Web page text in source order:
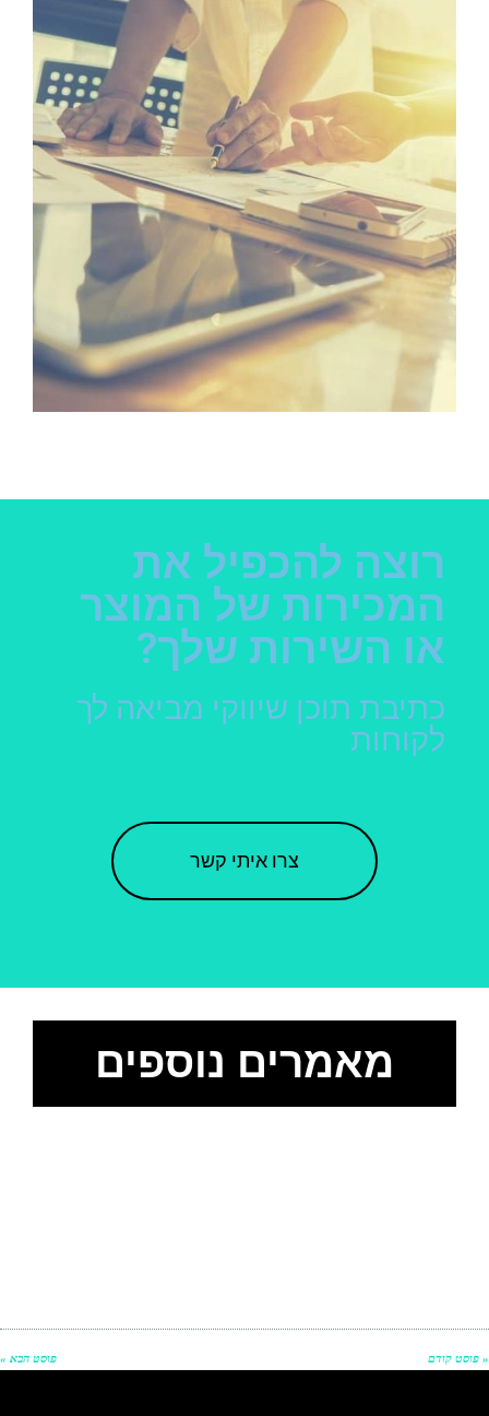
רוצה להכפיל את
המכירות של המוצר
או השירות שלך?
כתיבת תוכן שיווקי מביאה לך
לקוחות
צרו איתי קשר
מאמרים נוספים
« פוסט קודם פוסט הבא »